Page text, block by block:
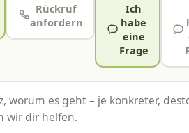
Rückruf
anfordern
Ich
habe
eine
Frage